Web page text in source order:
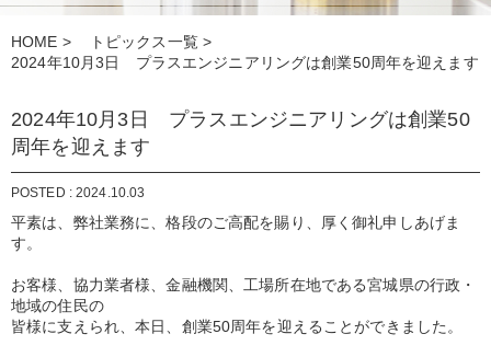
HOME > トピックス一覧>
2024年10月3日 プラスエンジニアリングは創業50周年を迎えます
2024年10月3日 プラスエンジニアリングは創業50
周年を迎えます
POSTED : 2024.10.03
平素は、弊社業務に、格段のご高配を賜り、厚く御礼申しあげま
す。
お客様、協力業者様、金融機関、工場所在地である宮城県の行政・
地域の住民の
皆様に支えられ、本日、創業50周年を迎えることができました。